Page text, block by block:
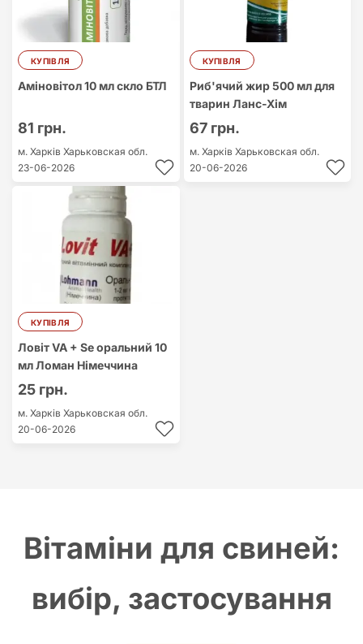
КУПІВЛЯ
Аміновітол 10 мл скло БТЛ
81 грн.
м. Харків Харьковская обл.
23-06-2026
КУПІВЛЯ
Риб'ячий жир 500 мл для
тварин Ланс-Хім
67 грн.
м. Харків Харьковская обл.
20-06-2026
КУПІВЛЯ
Ловіт VA + Se оральний 10
мл Ломан Німеччина
25 грн.
м. Харків Харьковская обл.
20-06-2026
Вітаміни для свиней:
вибір, застосування